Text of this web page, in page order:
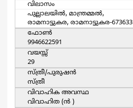
വിലാസം
പുല്ലാലയില്‍, മാന്ത്രമ്മല്‍,
രാമനാട്ടുകര, രാമനാട്ടുകര-673633
ഫോൺ
9946622591
വയസ്സ്
29
സ്ത്രീ/പുരുഷന്‍
സ്ത്രീ
വിവാഹിക അവസ്ഥ
വിവാഹിത (ന്‍ )